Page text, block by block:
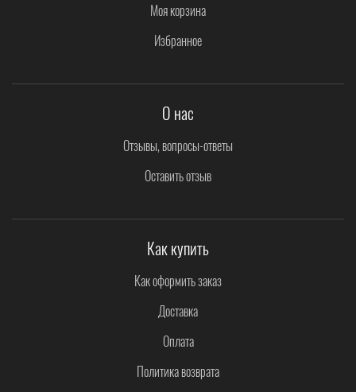
Моя корзина
Избранное
О нас
Отзывы, вопросы-ответы
Оставить отзыв
Как купить
Как оформить заказ
Доставка
Оплата
Политика возврата